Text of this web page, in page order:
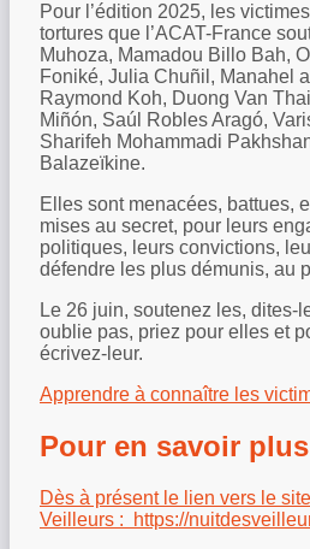
Pour l’édition 2025, les
tortures que l’ACAT-France
Muhoza, Mamadou Billo Bah,
Foniké, Julia Chuñil, Manahel
Raymond Koh, Duong Van
Miñón, Saúl Robles Aragó,
Sharifeh Mohammadi
Balazeïkine.
Elles sont menacées, battues,
mises au secret, pour leurs
politiques, leurs convictions,
défendre les plus démunis, au
Le 26 juin, soutenez les, dites-
oublie pas, priez pour elles et
écrivez-leur.
Apprendre à connaître les
Pour en savoir plus
Dès à présent le lien vers le
Veilleurs :
https://